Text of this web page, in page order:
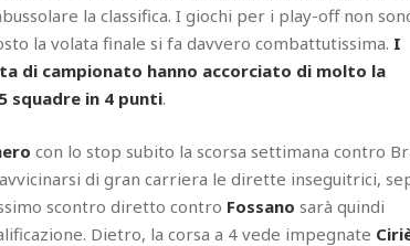
la classifica. I giochi per i play-off non
la volata finale si fa davvero combattutissima. I
di campionato hanno accorciato di molto la
squadre in 4 punti.
con lo stop subito la scorsa settimana contro
di gran carriera le dirette inseguitrici,
scontro diretto contro Fossano sarà quindi
Dietro, la corsa a 4 vede impegnate